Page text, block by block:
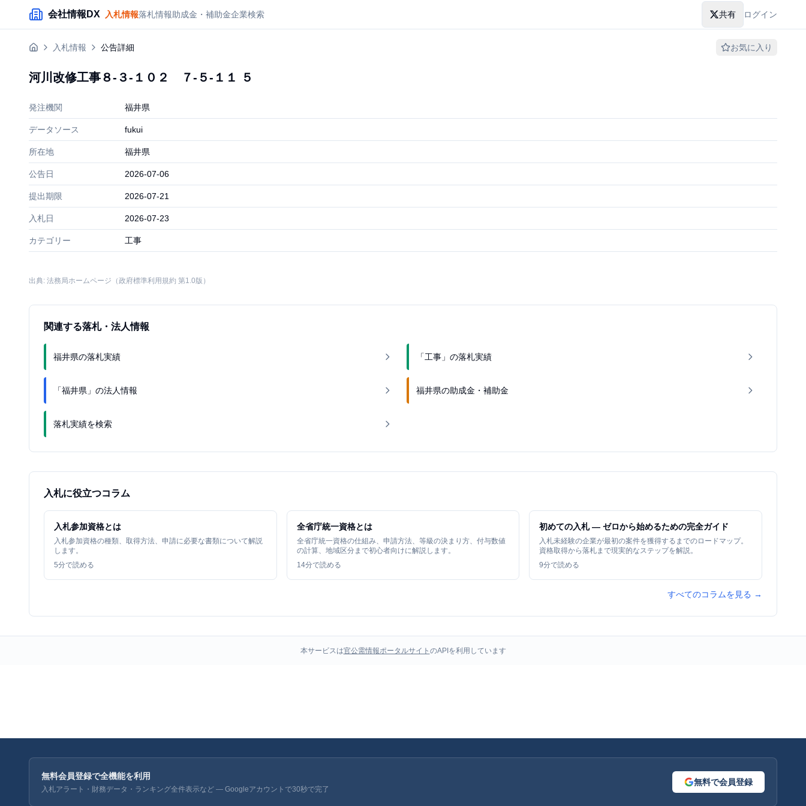
メインコンテンツにスキップ
会社情報DX 入札情報落札情報助成金・補助金企業検索 共有 ログイン
入札情報 公告詳細 お気に入り
河川改修工事８-３-１０２ ７-５-１１ ５
発注機関 福井県
データソース fukui
所在地 福井県
公告日 2026-07-06
提出期限 2026-07-21
入札日 2026-07-23
カテゴリー 工事
出典: 法務局ホームページ（政府標準利用規約 第1.0版）
関連する落札・法人情報
福井県の落札実績 「工事」の落札実績
「福井県」の法人情報 福井県の助成金・補助金
落札実績を検索
入札に役立つコラム
入札参加資格とは
入札参加資格の種類、取得方法、申請に必要な書類について解説
します。
5分で読める
全省庁統一資格とは
全省庁統一資格の仕組み、申請方法、等級の決まり方、付与数値
の計算、地域区分まで初心者向けに解説します。
14分で読める
初めての入札 — ゼロから始めるための完全ガイド
入札未経験の企業が最初の案件を獲得するまでのロードマップ。
資格取得から落札まで現実的なステップを解説。
9分で読める
すべてのコラムを見る →
本サービスは官公需情報ポータルサイト のAPIを利用しています
無料会員登録で全機能を利用
入札アラート・財務データ・ランキング全件表示など — Googleアカウントで30秒で完了
無料で会員登録